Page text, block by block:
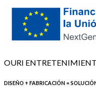
OURI
DISEÑO + FABRICACIÓN =